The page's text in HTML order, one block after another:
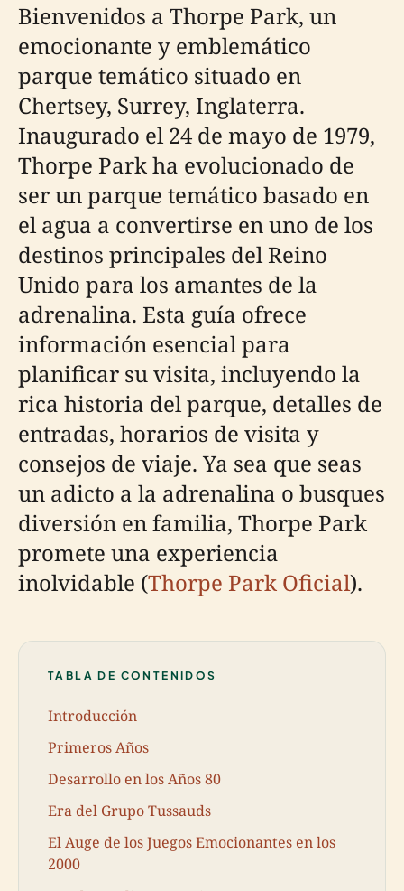
Bienvenidos a Thorpe Park, un
emocionante y emblemático
parque temático situado en
Chertsey, Surrey, Inglaterra.
Inaugurado el 24 de mayo de 1979,
Thorpe Park ha evolucionado de
ser un parque temático basado en
el agua a convertirse en uno de los
destinos principales del Reino
Unido para los amantes de la
adrenalina. Esta guía ofrece
información esencial para
planificar su visita, incluyendo la
rica historia del parque, detalles de
entradas, horarios de visita y
consejos de viaje. Ya sea que seas
un adicto a la adrenalina o busques
diversión en familia, Thorpe Park
promete una experiencia
inolvidable (Thorpe Park Oficial).
TABLA DE CONTENIDOS
Introducción
Primeros Años
Desarrollo en los Años 80
Era del Grupo Tussauds
El Auge de los Juegos Emocionantes en los
2000